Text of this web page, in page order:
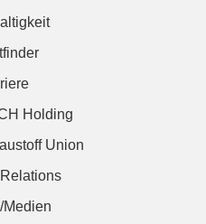
Holding
Union
Relations
Medien